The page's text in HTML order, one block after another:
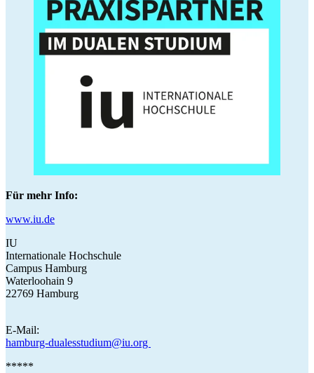
Für mehr Info:
www.iu.de
IU
Internationale Hochschule
Campus Hamburg
Waterloohain 9
22769 Hamburg
E-Mail:
hamburg-dualesstudium@iu.org
*****